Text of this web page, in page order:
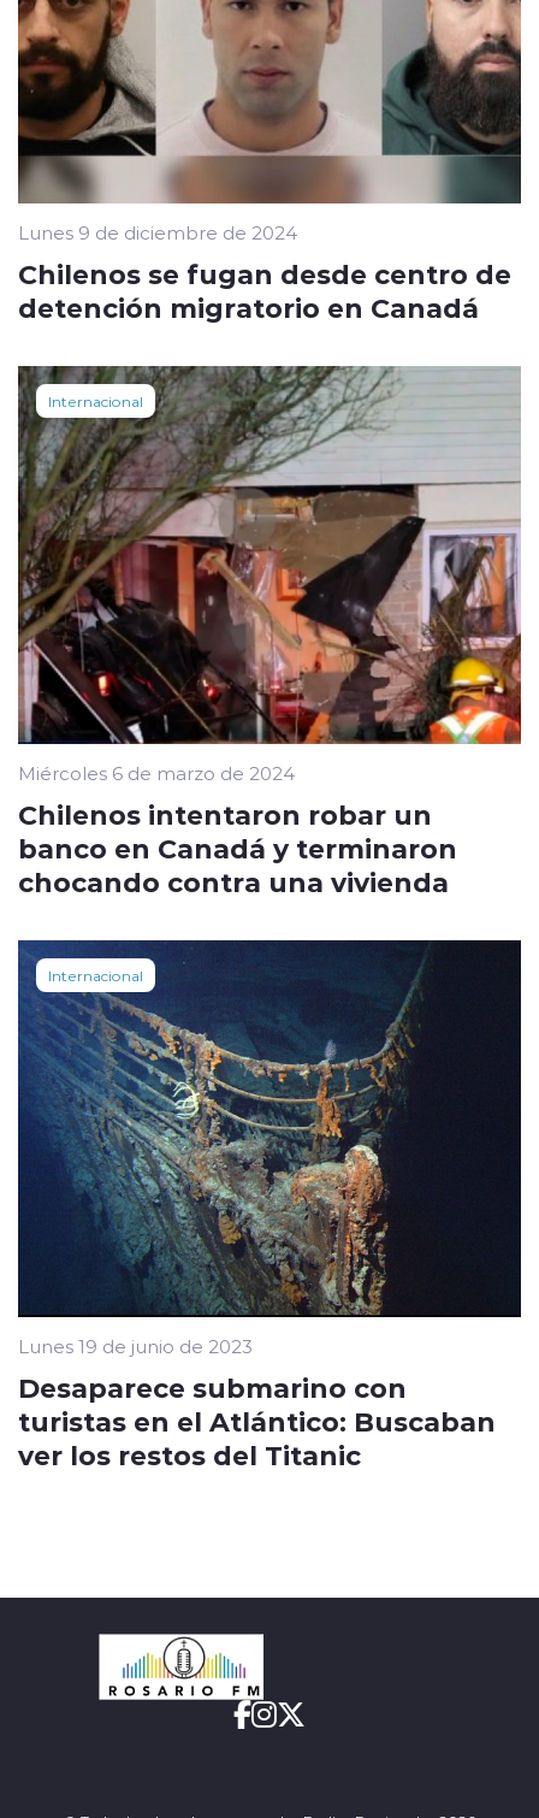
Lunes 9 de diciembre de 2024
Chilenos se fugan desde centro de
detención migratorio en Canadá
Internacional
Miércoles 6 de marzo de 2024
Chilenos intentaron robar un
banco en Canadá y terminaron
chocando contra una vivienda
Internacional
Lunes 19 de junio de 2023
Desaparece submarino con
turistas en el Atlántico: Buscaban
ver los restos del Titanic